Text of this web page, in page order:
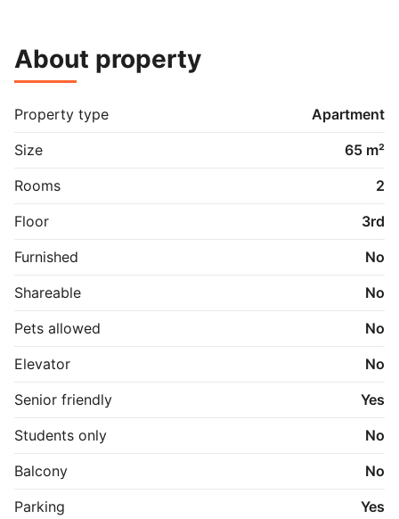
vaskeri, tørrerum og cykelrum. Til hver lejlighed er der
ligeledes et pulterum.  Tilhørende ejendommen er der
cykelskure og legeplads.
About property
Property type
Apartment
Size
65 m²
Rooms
2
Floor
3rd
Furnished
No
Shareable
No
Pets allowed
No
Elevator
No
Senior friendly
Yes
Students only
No
Balcony
No
Parking
Yes